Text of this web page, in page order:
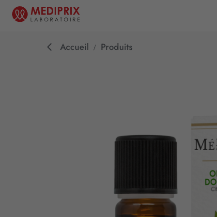
Accueil Produits